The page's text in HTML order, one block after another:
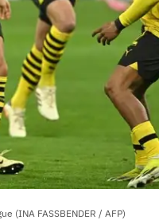
(INA FASSBENDER / AFP)